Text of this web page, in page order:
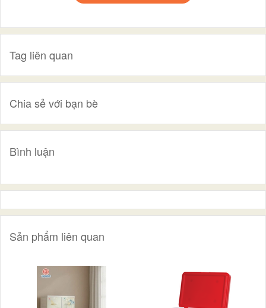
Tag liên quan
Chia sẻ với bạn bè
Bình luận
Sản phẩm liên quan